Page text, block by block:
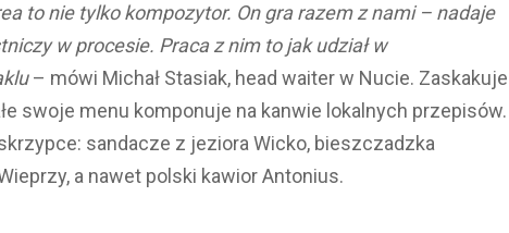
to nie tylko kompozytor. On gra razem z nami – nadaje
w procesie. Praca z nim to jak udział w
– mówi Michał Stasiak, head waiter w Nucie. Zaskakuje
swoje menu komponuje na kanwie lokalnych przepisów.
sandacze z jeziora Wicko, bieszczadzka
a nawet polski kawior Antonius.